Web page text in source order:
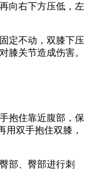
向右下方压低，左
定不动，双膝下压
膝关节造成伤害。
抱住靠近腹部，保
用双手抱住双膝，
部、臀部进行刺